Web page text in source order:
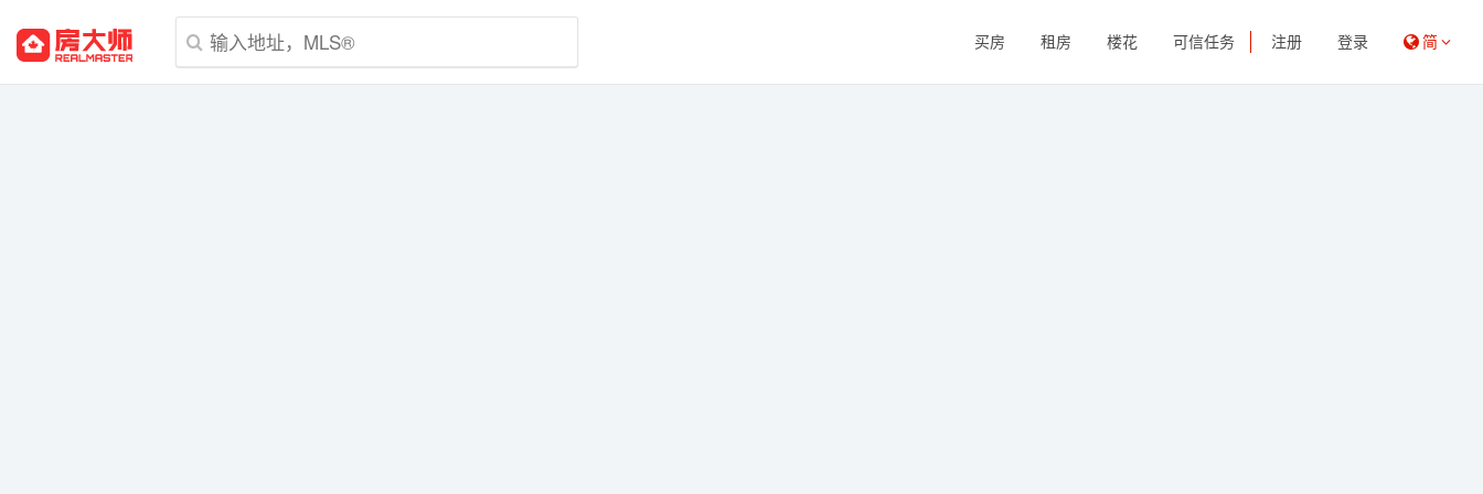
买房 租房 楼花 可信任务 注册 登录 简